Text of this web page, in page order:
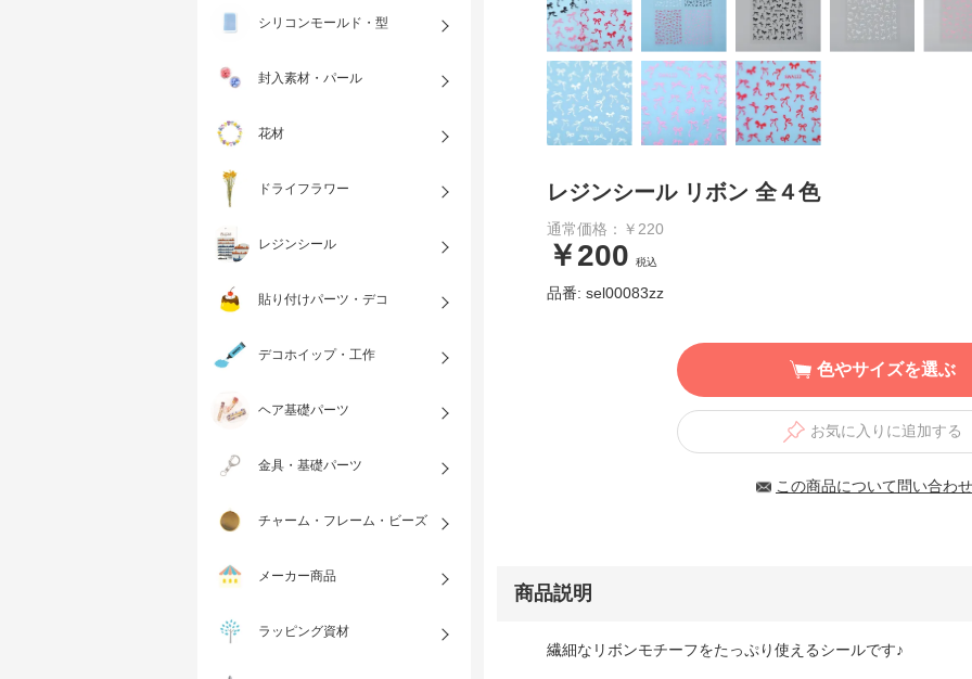
シリコンモールド・型
封入素材・パール
花材
ドライフラワー
レジンシール
貼り付けパーツ・デコ
デコホイップ・工作
ヘア基礎パーツ
金具・基礎パーツ
チャーム・フレーム・ビーズ
メーカー商品
ラッピング資材
レジンシール リボン 全４色
通常価格：￥220
￥200 税込
品番: sel00083zz
色やサイズを選ぶ
お気に入りに追加する
この商品について問い合わ
商品説明
繊細なリボンモチーフをたっぷり使えるシールです♪